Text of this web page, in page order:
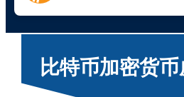
比特币加密货